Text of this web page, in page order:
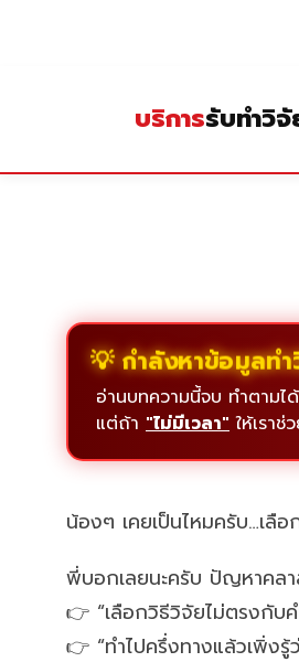
บริการรับทำวิ
💡 กำลังหาข้อมูลท
อ่านบทความนี้จบ ทำตามไ
แต่ถ้า "ไม่มีเวลา" ให้เราช่
น้องๆ เคยเป็นไหมครับ…เ
พี่บอกเลยนะครับ ปัญหาคล
👉 “เลือกวิธีวิจัยไม่ตรงกับค
👉 “ทำไปครึ่งทางแล้วเพิ่งรู้